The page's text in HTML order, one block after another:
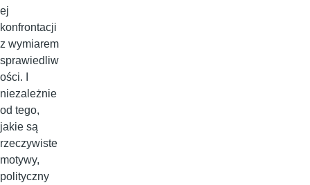
ej
konfrontacji
z wymiarem
sprawiedliw
ości. I
niezależnie
od tego,
jakie są
rzeczywiste
motywy,
polityczny